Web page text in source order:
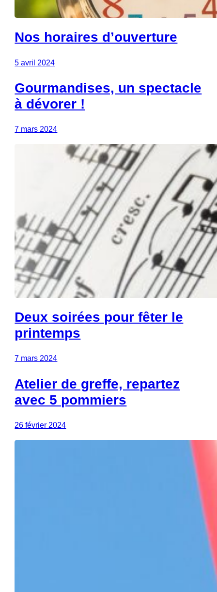
Nos horaires d’ouverture
5 avril 2024
Gourmandises, un spectacle
à dévorer !
7 mars 2024
Deux soirées pour fêter le
printemps
7 mars 2024
Atelier de greffe, repartez
avec 5 pommiers
26 février 2024